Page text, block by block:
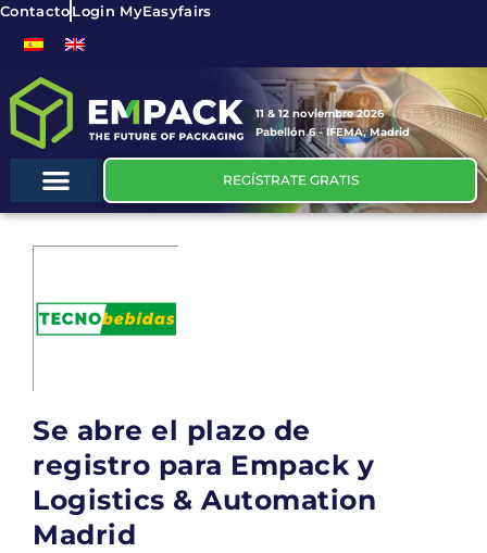
ContactoLogin MyEasyfairs
11 & 12 noviembre 2026
Pabellón 6 - IFEMA, Madrid
REGÍSTRATE GRATIS
Se abre el plazo de
registro para Empack y
Logistics & Automation
Madrid